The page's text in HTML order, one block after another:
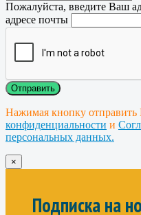
Пожалуйста, введите Ваш
адресе почты
Нажимая кнопку отправить
конфиденциальности и
персональных данных.
×
Подписка на